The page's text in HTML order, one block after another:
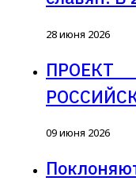
28 июня 2026
09 июня 2026